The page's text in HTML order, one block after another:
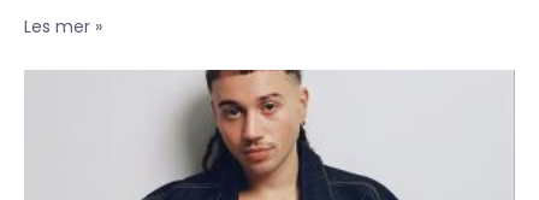
Les mer »